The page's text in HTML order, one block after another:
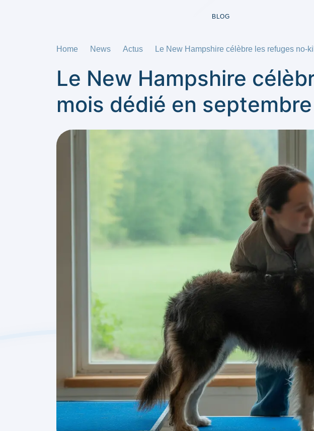
BLOG
Home News Actus Le New Hampshire célèbre les refuges
Le New Hampshire
mois dédié en